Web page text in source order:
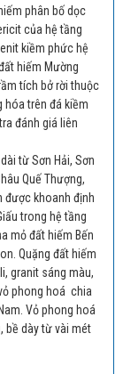
phân bố dọc
của hệ tầng
kiềm phức hệ
hiếm Mường
tích bở rời thuộc
hóa trên đá kiềm
đánh giá liên
từ Sơn Hải, Sơn
Quế Thượng,
được khoanh định
trong hệ tầng
mỏ đất hiếm Bến
Quặng đất hiếm
granit sáng màu,
phong hoá chia
Vỏ phong hoá
bề dày từ vài mét